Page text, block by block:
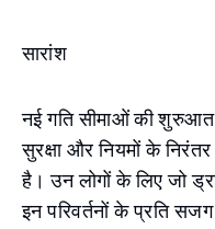
सारांश
नई गति सीमाओं की शुरुआत
सुरक्षा और नियमों के
है। उन लोगों के लिए जो
इन परिवर्तनों के प्रति